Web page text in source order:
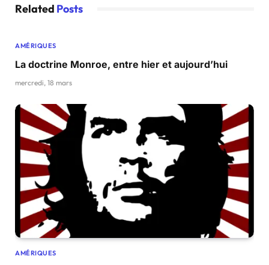
Related Posts
AMÉRIQUES
La doctrine Monroe, entre hier et aujourd’hui
mercredi, 18 mars
AMÉRIQUES